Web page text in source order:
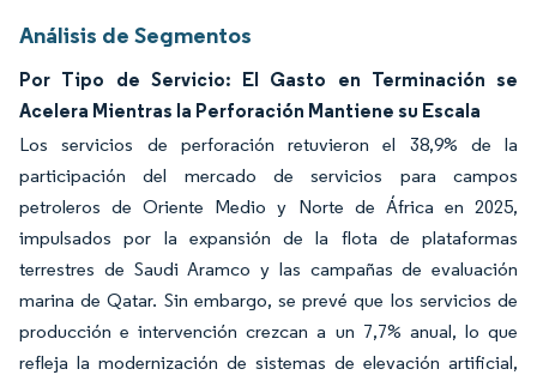
Análisis de Segmentos
Por Tipo de Servicio: El Gasto en Terminación se
Acelera Mientras la Perforación Mantiene su Escala
Los servicios de perforación retuvieron el 38,9% de la
participación del mercado de servicios para campos
petroleros de Oriente Medio y Norte de África en 2025,
impulsados por la expansión de la flota de plataformas
terrestres de Saudi Aramco y las campañas de evaluación
marina de Qatar. Sin embargo, se prevé que los servicios de
producción e intervención crezcan a un 7,7% anual, lo que
refleja la modernización de sistemas de elevación artificial,